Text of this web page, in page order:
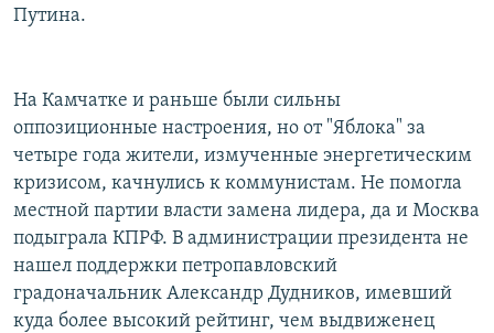
Путина.
На Камчатке и раньше были сильны
оппозиционные настроения, но от "Яблока" за
четыре года жители, измученные энергетическим
кризисом, качнулись к коммунистам. Не помогла
местной партии власти замена лидера, да и Москва
подыграла КПРФ. В администрации президента не
нашел поддержки петропавловский
градоначальник Александр Дудников, имевший
куда более высокий рейтинг, чем выдвиженец